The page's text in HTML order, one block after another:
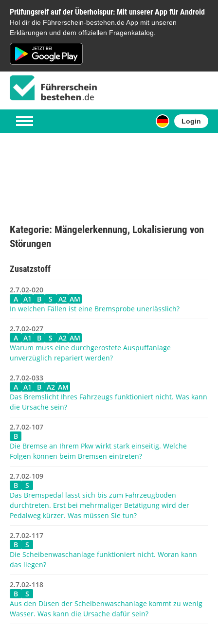
Prüfungsreif auf der Überholspur: Mit unserer App für Android
Hol dir die Führerschein-bestehen.de App mit unseren
Erklärungen und dem offiziellen Fragenkatalog.
Login
Kategorie: Mängelerkennung, Lokalisierung von
Störungen
Zusatzstoff
2.7.02-020
A
A1 B S A2 AM
In welchen Fällen ist eine Bremsprobe unerlässlich?
2.7.02-027
A
A1 B S A2 AM
Warum muss eine durchgerostete Auspuffanlage
unverzüglich repariert werden?
2.7.02-033
A
A1 B A2 AM
Das Bremslicht Ihres Fahrzeugs funktioniert nicht. Was kann
die Ursache sein?
2.7.02-107
B
Die Bremse an Ihrem Pkw wirkt stark einseitig. Welche
Folgen können beim Bremsen eintreten?
2.7.02-109
B
S
Das Bremspedal lässt sich bis zum Fahrzeugboden
durchtreten. Erst bei mehrmaliger Betätigung wird der
Pedalweg kürzer. Was müssen Sie tun?
2.7.02-117
B
S
Die Scheibenwaschanlage funktioniert nicht. Woran kann
das liegen?
2.7.02-118
B
S
Aus den Düsen der Scheibenwaschanlage kommt zu wenig
Wasser. Was kann die Ursache dafür sein?